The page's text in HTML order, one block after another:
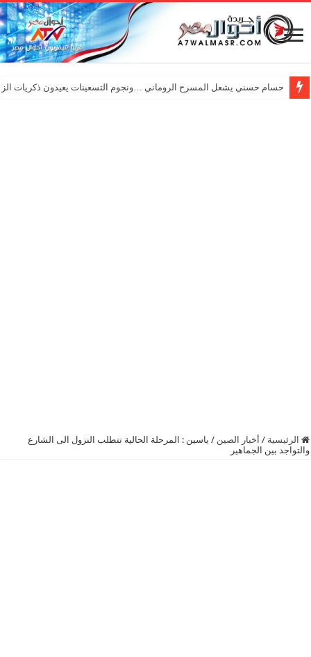
حسام حسني يشعل المسرح الروماني …ونجوم التسعينات يعيدون ذكريات
الرئيسية / أخبار الصين / ياسين : المرحلة الحالية تتطلب النزول الى الشارع
والتواجد بين الجماهير